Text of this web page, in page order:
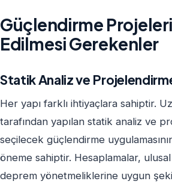
Güçlendirme
Edilmesi Gerekenler
Statik Analiz ve
Her yapı farklı ihtiyaçlara sahiptir.
tarafından yapılan statik analiz ve
seçilecek güçlendirme
öneme sahiptir. Hesaplamalar,
deprem yönetmeliklerine uygun